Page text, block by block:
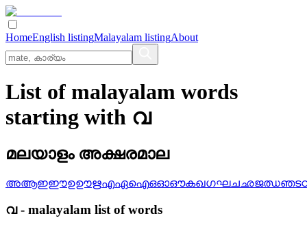
HomeEnglish listingMalayalam listingAbout
List of malayalam words
starting with വ
മലയാളം അക്ഷരമാല
അആഇഈഉഊഋഎഏഐഒഓഔകഖഗഘചഛജഝഞട
വ- malayalam list of words